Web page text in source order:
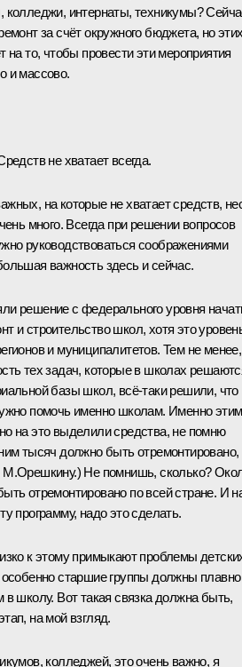
колледжи, интернаты, техникумы?
за счёт окружного бюджета, но
на то, чтобы провести эти мероприятия
и массово.
не хватает всегда.
на которые не хватает средств,
много. Всегда при решении вопросов
руководствоваться соображениями
важность здесь и сейчас.
решение с федерального уровня
и строительство школ, хотя это
и муниципалитетов. Тем не менее,
тех задач, которые в школах
базы школ, всё-таки решили, что
помочь именно школам. Именно этим
на это выделили средства, не помню
тысяч должно быть отремонтировано,
М.Орешкину.) Не помнишь, сколько?
отремонтировано по всей стране. И
программу, надо это сделать.
к этому примыкают проблемы
старшие группы должны плавно
в школу. Вот такая связка должна быть,
на мой взгляд.
колледжей, это очень важно, я